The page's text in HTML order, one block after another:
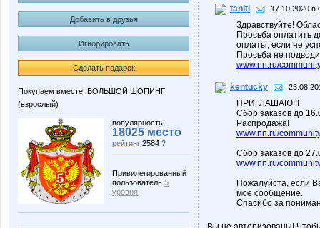
Добавить в друзья
Игнорировать
Сделать подарок
Покупаем вместе: БОЛЬШОЙ ШОПИНГ
(взрослый)
популярность:
18025 место
рейтинг 2584 ?
Привилегированный
пользователь 5
уровня
taniti 17.10.2020 в
Здравствуйте!
Просьба оплатить
оплаты, если не
Просьба не
www.nn.ru/
kentucky
ПРИГЛАШАЮ!!!
Сбор заказов до
Распродажа!
www.nn.ru/
Сбор заказов до
www.nn.ru/
Пожалуйста, если
мое сообщение.
Спасибо за